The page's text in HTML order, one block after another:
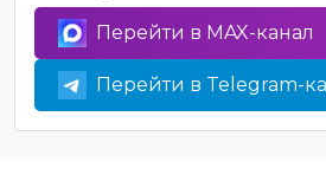
Перейти в MAX-канал
Перейти в Telegram-